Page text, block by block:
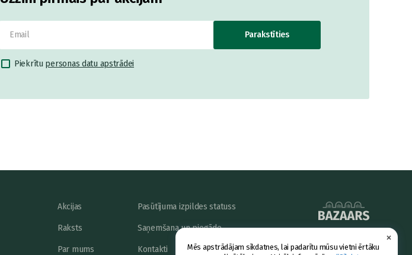
×
Mēs apstrādājam sīkdatnes, lai padarītu mūsu vietni ērtāku
Parakstīties
Piekrītu personas datu apstrādei
Akcijas
Raksts
Par mums
Pasūtījuma izpildes statuss
Saņemšana un piegāde
Kontakti